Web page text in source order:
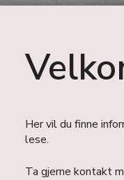
Her vil du finne
lese.
Ta gjerne kontakt